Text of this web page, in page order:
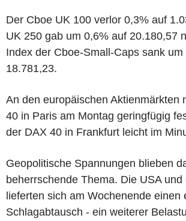
Der Cboe UK 100 verlor 0,3% auf
UK 250 gab um 0,6% auf 20.180,57
Index der Cboe-Small-Caps sank
18.781,23.
An den europäischen Aktienmärkten
40 in Paris am Montag geringfügig
der DAX 40 in Frankfurt leicht im
Geopolitische Spannungen blieben
beherrschende Thema. Die USA und
lieferten sich am Wochenende einen
Schlagabtausch - ein weiterer